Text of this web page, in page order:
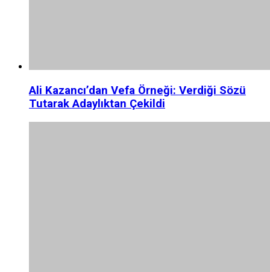
Ali Kazancı’dan Vefa Örneği: Verdiği Sözü
Tutarak Adaylıktan Çekildi